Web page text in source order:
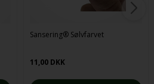
Sansering® Sølvfarvet
11,00 DKK